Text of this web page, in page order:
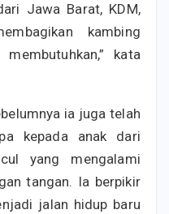
Jawa Barat, KDM,
kambing
kata
ia juga telah
kepada anak dari
yang mengalami
tangan. Ia berpikir
jalan hidup baru